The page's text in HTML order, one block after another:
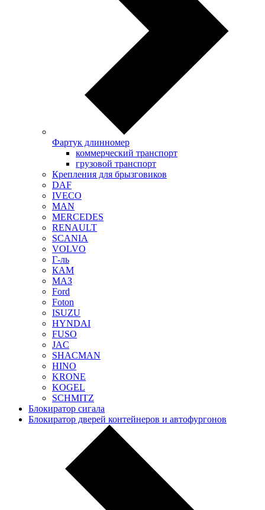
Фартук длинномер
коммерческий транспорт
грузовой транспорт
Крепления для брызговиков
DAF
IVECO
MAN
MERCEDES
RENAULT
SCANIA
VOLVO
Г-ль
КАМ
МАЗ
Ford
Foton
ISUZU
HYNDAI
FUSO
JAC
SHACMAN
HINO
KRONE
KOGEL
SCHMITZ
Блокиратор сигала
Блокиратор дверей контейнеров и автофургонов